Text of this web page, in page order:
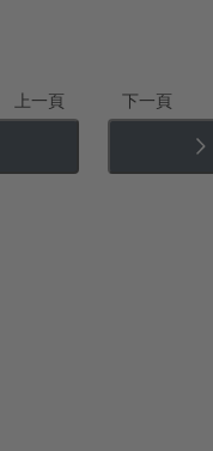
上一頁 下一頁